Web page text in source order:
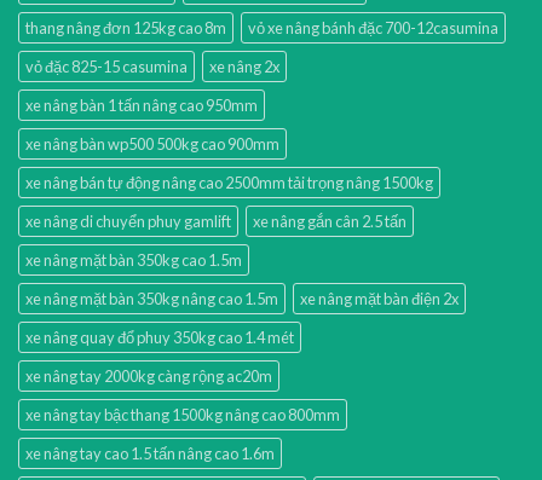
thang nâng đơn 125kg cao 8m
vỏ xe nâng bánh đặc 700-12casumina
vỏ đặc 825-15 casumina
xe nâng 2x
xe nâng bàn 1 tấn nâng cao 950mm
xe nâng bàn wp500 500kg cao 900mm
xe nâng bán tự động nâng cao 2500mm tải trọng nâng 1500kg
xe nâng di chuyển phuy gamlift
xe nâng gắn cân 2.5 tấn
xe nâng mặt bàn 350kg cao 1.5m
xe nâng mặt bàn 350kg nâng cao 1.5m
xe nâng mặt bàn điện 2x
xe nâng quay đổ phuy 350kg cao 1.4 mét
xe nâng tay 2000kg càng rộng ac20m
xe nâng tay bậc thang 1500kg nâng cao 800mm
xe nâng tay cao 1.5 tấn nâng cao 1.6m